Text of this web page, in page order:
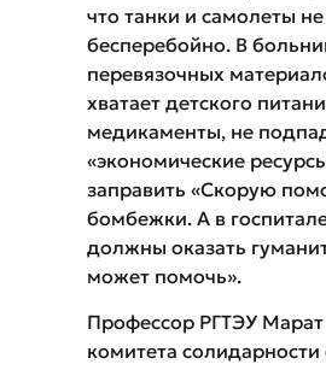
что танки и самолеты
бесперебойно. В
перевязочных
хватает детского
медикаменты, не
«экономические
заправить «Скорую
бомбежки. А в
должны оказать
может помочь».
Профессор РГТЭУ Марат
комитета